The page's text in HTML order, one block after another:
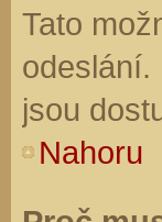
Tato
odeslání.
jsou
Nahoru